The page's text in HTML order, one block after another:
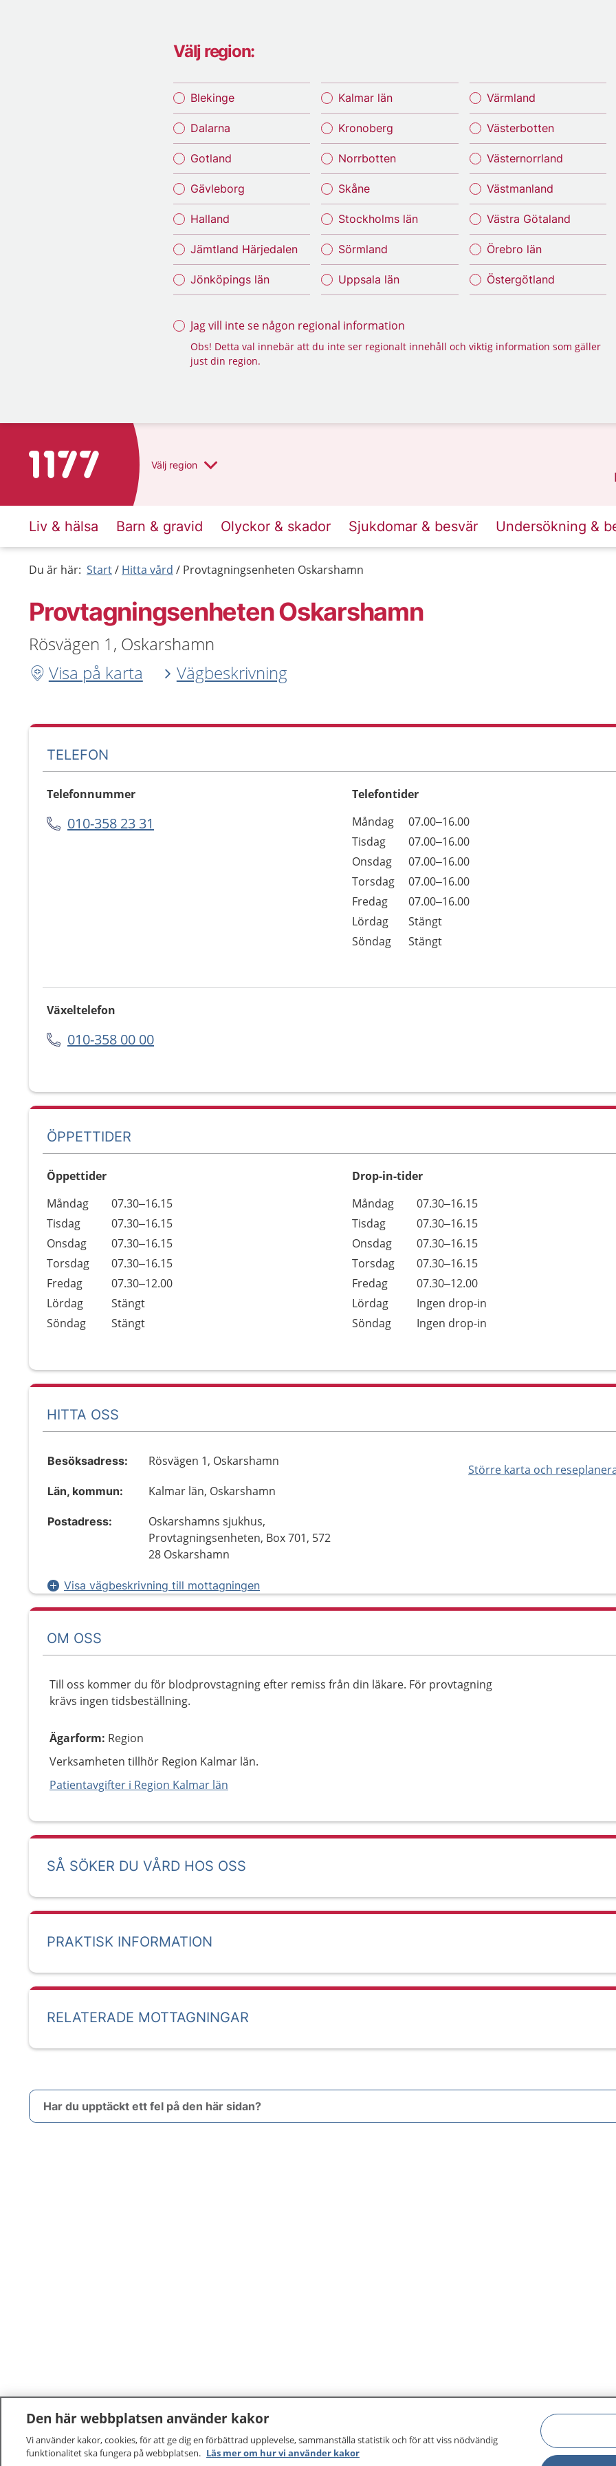
Välj region:
Blekinge
Dalarna
Gotland
Gävleborg
Halland
Jämtland Härjedalen
Jönköpings län
Kalmar län
Kronoberg
Norrbotten
Skåne
Stockholms län
Sörmland
Uppsala län
Värmland
Västerbotten
Västernorrland
Västmanland
Västra Götaland
Örebro län
Östergötland
Jag vill inte se någon regional information
Obs! Detta val innebär att du inte ser regionalt innehåll och viktig information som gäller
just din region.
Till startsidan för 1177 Välj region
Liv & hälsa Barn & gravid Olyckor & skador Sjukdomar & besvär Undersökning &
Du är här: Start Hitta vård Provtagningsenheten Oskarshamn
Provtagningsenheten Oskarshamn
Rösvägen 1, Oskarshamn
Visa på karta
Vägbeskrivning
TELEFON
Telefonnummer
010-358 23 31
Telefontider
Dag
Öppettider
Kommentarer
Måndag
07.00–16.00
Tisdag
07.00–16.00
Onsdag
07.00–16.00
Torsdag
07.00–16.00
Fredag
07.00–16.00
Lördag
Stängt
Söndag
Stängt
Växeltelefon
010-358 00 00
ÖPPETTIDER
Öppettider
Dag
Öppettider
Kommentarer
Måndag
07.30–16.15
Tisdag
07.30–16.15
Onsdag
07.30–16.15
Torsdag
07.30–16.15
Fredag
07.30–12.00
Lördag
Stängt
Söndag
Stängt
Drop-in-tider
Måndag
07.30–16.15
Tisdag
07.30–16.15
Onsdag
07.30–16.15
Torsdag
07.30–16.15
Fredag
07.30–12.00
Lördag
Ingen drop-in
Söndag
Ingen drop-in
HITTA OSS
Större karta och
Besöksadress: Rösvägen 1, Oskarshamn
Län, kommun: Kalmar län, Oskarshamn
Postadress:
Oskarshamns sjukhus,
Provtagningsenheten, Box 701, 572
28 Oskarshamn
Visa vägbeskrivning till mottagningen
OM OSS
Till oss kommer du för blodprovstagning efter remiss från din läkare. För provtagning
krävs ingen tidsbeställning.
Ägarform: Region
Verksamheten tillhör Region Kalmar län.
Patientavgifter i Region Kalmar län
SÅ SÖKER DU VÅRD HOS OSS
PRAKTISK INFORMATION
RELATERADE MOTTAGNINGAR
Har du upptäckt ett fel på den här sidan?
Den här webbplatsen använder kakor
Vi använder kakor, cookies, för att ge dig en förbättrad upplevelse, sammanställa statistik och för att viss nödvändig
funktionalitet ska fungera på webbplatsen. Läs mer om hur vi använder kakor